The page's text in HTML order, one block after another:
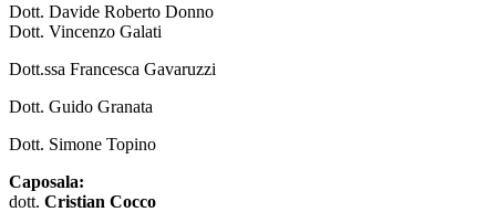
Dott. Davide Roberto Donno
Dott. Vincenzo Galati
Dott.ssa Francesca Gavaruzzi
Dott. Guido Granata
Dott. Simone Topino
Caposala:
dott. Cristian Cocco